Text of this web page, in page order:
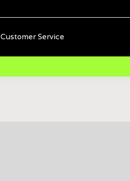
Customer Service